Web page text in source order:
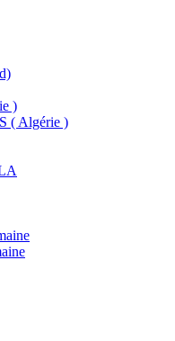
)
( Algérie )